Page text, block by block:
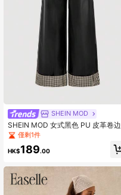
SHEIN MOD
SHEIN MOD 女式黑色 PU 皮革卷边
低腰裤，皮裤
僅剩1件
HK$189.00